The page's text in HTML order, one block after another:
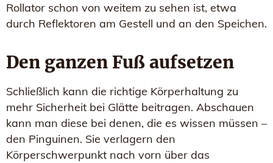
Rollator schon von weitem zu sehen ist, etwa
durch Reflektoren am Gestell und an den Speichen.
Den ganzen Fuß aufsetzen
Schließlich kann die richtige Körperhaltung zu
mehr Sicherheit bei Glätte beitragen. Abschauen
kann man diese bei denen, die es wissen müssen –
den Pinguinen. Sie verlagern den
Körperschwerpunkt nach vorn über das